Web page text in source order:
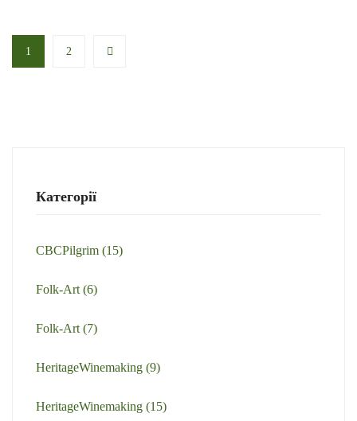
1 2
Категорії
CBCPilgrim (15)
Folk-Art (6)
Folk-Art (7)
HeritageWinemaking (9)
HeritageWinemaking (15)